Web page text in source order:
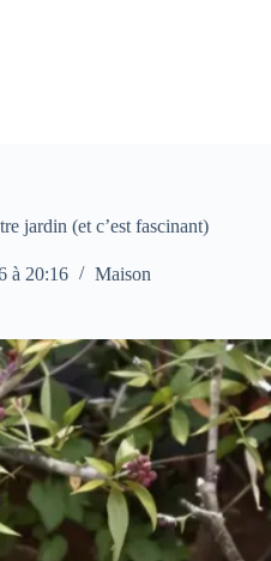
jardin (et c’est fascinant)
à 20:16 Maison